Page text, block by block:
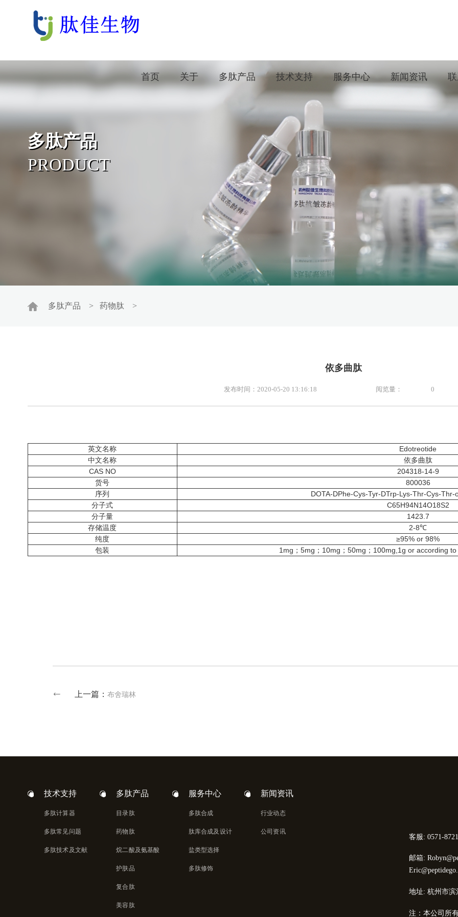
首页 关于 多肽产品 技术支持 服务中心 新闻资讯
多肽产品
PRODUCT
多肽产品 > 药物肽 >
依多曲肽
发布时间：2020-05-20 13:16:18 阅览量： 0
英文名称
Edotreotide
中文名称
依多曲肽
CAS NO
204318-14-9
货号
800036
序列
DOTA-DPhe-Cys-Tyr-DTrp-Lys-Thr-Cys-
分子式
C65H94N14O18S2
分子量
1423.7
存储温度
2-8℃
纯度
≥95% or 98%
包装
1mg；5mg；10mg；50mg；100mg,1g or according
上一篇： 布舍瑞林
技术支持
多肽计算器
多肽常见问题
多肽技术及文献
多肽产品
目录肽
药物肽
烷二酸及氨基酸
护肤品
复合肽
美容肽
服务中心
多肽合成
肽库合成及设计
盐类型选择
多肽修饰
新闻资讯
行业动态
公司资讯
客服: 0571-
邮箱:
地址: 杭州市滨
注：本公司所